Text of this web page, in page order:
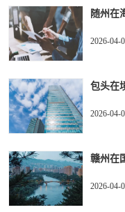
随州在
2026-04-
包头在
2026-04-
赣州在
2026-04-